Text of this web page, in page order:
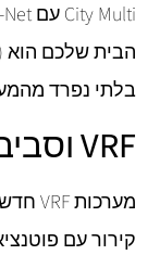
בלתי נפרד
VRF וסביבה — R32 ועתיד הגז